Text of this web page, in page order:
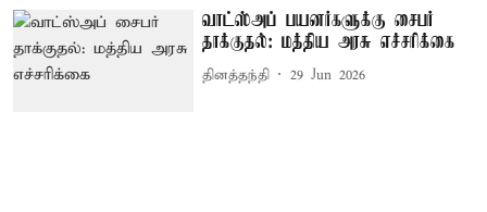
வாட்ஸ்அப் பயனர்களுக்கு சைபர்
தாக்குதல்: மத்திய அரசு எச்சரிக்கை
தினத்தந்தி 29 Jun 2026